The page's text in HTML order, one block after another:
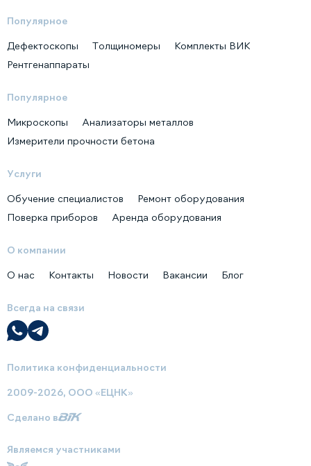
Популярное
Дефектоскопы Толщиномеры
Комплекты ВИК
Рентгенаппараты
Популярное
Микроскопы
Анализаторы металлов
Измерители прочности бетона
Услуги
Обучение специалистов
Ремонт оборудования
Поверка приборов
Аренда оборудования
О компании
О нас Контакты Новости Вакансии Блог
Всегда на связи
Политика конфиденциальности
2009-2026, ООО «ЕЦНК»
Сделано в
Являемся участниками